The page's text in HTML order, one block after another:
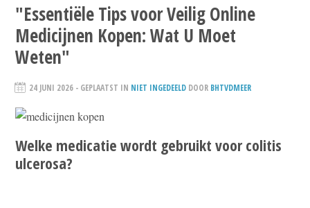
"Essentiële Tips voor Veilig Online
Medicijnen Kopen: Wat U Moet
Weten"
24 JUNI 2026 - GEPLAATST IN NIET INGEDEELD DOOR BHTVDMEER
Welke medicatie wordt gebruikt voor colitis
ulcerosa?